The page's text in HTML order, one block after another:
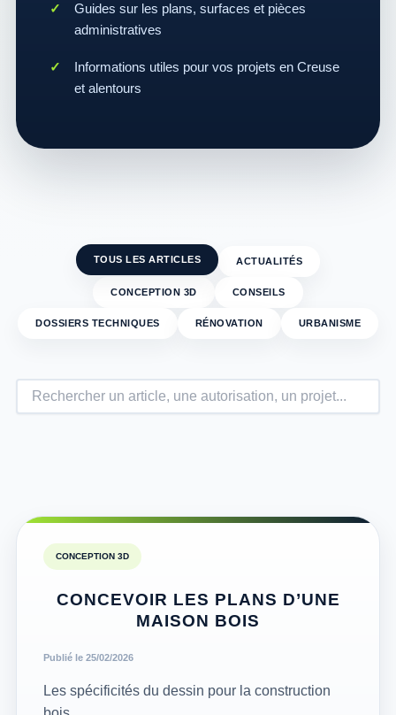
Guides sur les plans, surfaces et pièces
administratives
Informations utiles pour vos projets en Creuse
et alentours
TOUS LES ARTICLES ACTUALITÉS
CONCEPTION 3D CONSEILS
DOSSIERS TECHNIQUES RÉNOVATION URBANISME
CONCEPTION 3D
CONCEVOIR LES PLANS D’UNE
MAISON BOIS
Publié le 25/02/2026
Les spécificités du dessin pour la construction